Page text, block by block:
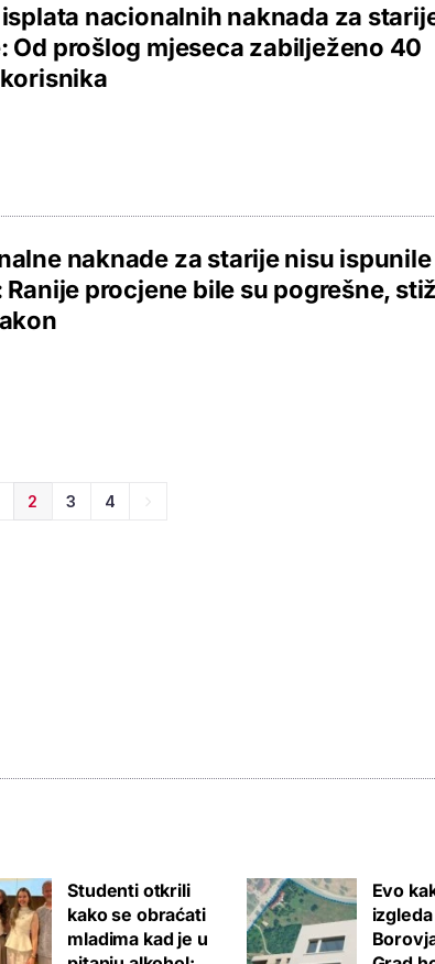
nacionalnih naknada za
Od prošlog mjeseca zabilježeno 40
naknade za starije nisu ispunile
Ranije procjene bile su pogrešne,
2 3 4
Studenti otkrili
kako se obraćati
mladima kad je u
Evo